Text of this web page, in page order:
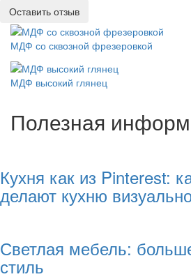
Оставить отзыв
МДФ со сквозной фрезеровкой
МДФ высокий глянец
Полезная
Кухня как из Pinterest:
делают кухню
Светлая мебель:
стиль